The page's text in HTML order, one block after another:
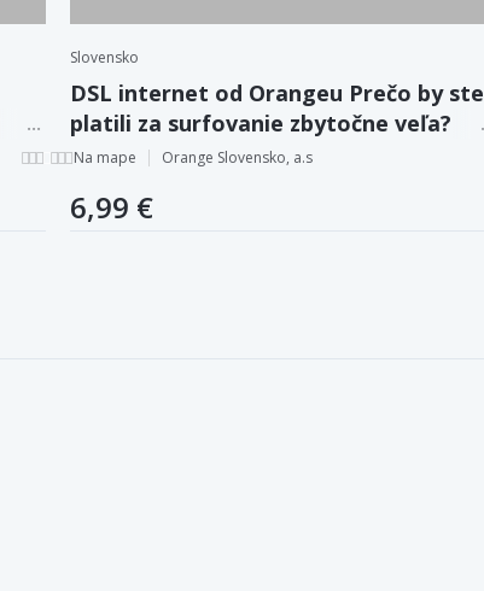
Slovensko
DSL internet od Orangeu Prečo by ste
platili za surfovanie zbytočne veľa?
Na mape Orange Slovensko, a.s
6,99 €